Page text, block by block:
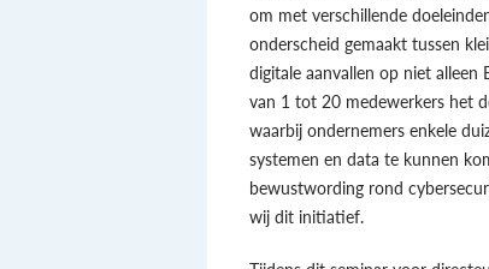
om met verschillende
onderscheid gemaakt tussen
digitale aanvallen op niet alleen
van 1 tot 20 medewerkers het
waarbij ondernemers enkele
systemen en data te kunnen
bewustwording rond
wij dit initiatief.